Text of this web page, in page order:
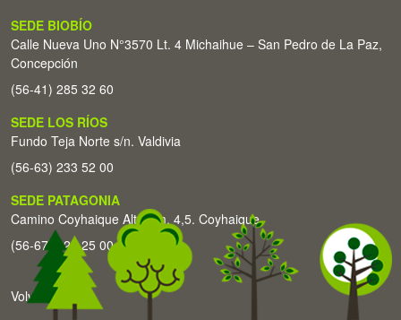
SEDE BIOBÍO
Calle Nueva Uno N°3570 Lt. 4 Michaihue – San Pedro de La Paz,
Concepción
(56-41) 285 32 60
SEDE LOS RÍOS
Fundo Teja Norte s/n. Valdivia
(56-63) 233 52 00
SEDE PATAGONIA
Camino Coyhaique Alto Km. 4,5. Coyhaique
(56-67) 226 25 00
Volver arriba